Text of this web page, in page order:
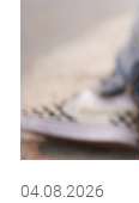
04.08.2026